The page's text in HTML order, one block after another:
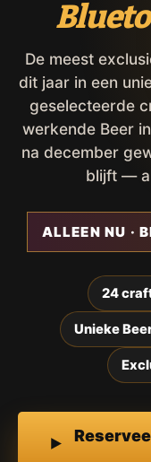
De meest
dit jaar in een
geselecteerde
werkende Beer
na december
blijft —
ALLEEN NU ·
24
Unieke